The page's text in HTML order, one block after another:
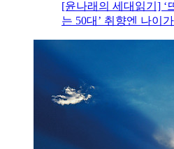
[윤나래의 세대읽기] ‘
는 50대’ 취향엔 나이